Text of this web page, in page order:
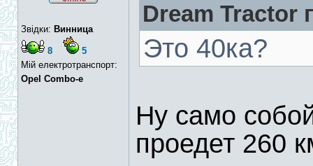
Звідки: Винница
8
5
Мій електротранспорт:
Opel Combo-e
Dream Tractor
Это 40ка?
Ну само
проедет 260